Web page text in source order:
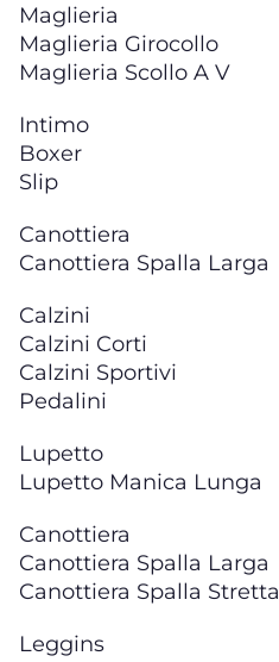
Maglieria
Maglieria Girocollo
Maglieria Scollo A V
Intimo
Boxer
Slip
Canottiera
Canottiera Spalla Larga
Calzini
Calzini Corti
Calzini Sportivi
Pedalini
Lupetto
Lupetto Manica Lunga
Canottiera
Canottiera Spalla Larga
Canottiera Spalla Stretta
Leggins